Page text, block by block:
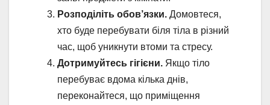
Розподіліть обов’язки. Домовтеся,
хто буде перебувати біля тіла в різний
час, щоб уникнути втоми та стресу.
Дотримуйтесь гігієни. Якщо тіло
перебуває вдома кілька днів,
переконайтеся, що приміщення